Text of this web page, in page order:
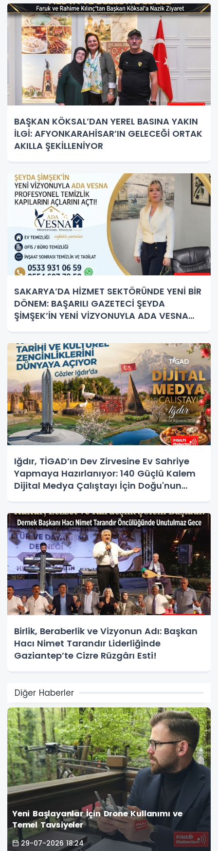
BAŞKAN KÖKSAL’DAN YEREL BASINA YAKIN
İLGİ: AFYONKARAHİSAR’IN GELECEĞİ ORTAK
AKILLA ŞEKİLLENİYOR
SAKARYA’DA HİZMET SEKTÖRÜNDE YENİ BİR
DÖNEM: BAŞARILI GAZETECİ ŞEYDA
ŞİMŞEK’İN YENİ VİZYONUYLA ADA VESNA
Iğdır, TİGAD’ın Dev Zirvesine Ev Sahriye
Yapmaya Hazırlanıyor: 140 Güçlü Kalem
Dijital Medya Çalıştayı İçin Doğu'nun
Birlik, Beraberlik ve Vizyonun Adı: Başkan
Hacı Nimet Tarandır Liderliğinde
Gaziantep’te Cizre Rüzgârı Esti!
Diğer Haberler
Yeni Başlayanlar İçin Drone Kullanımı ve
Temel Tavsiyeler
29-07-2026 18:24